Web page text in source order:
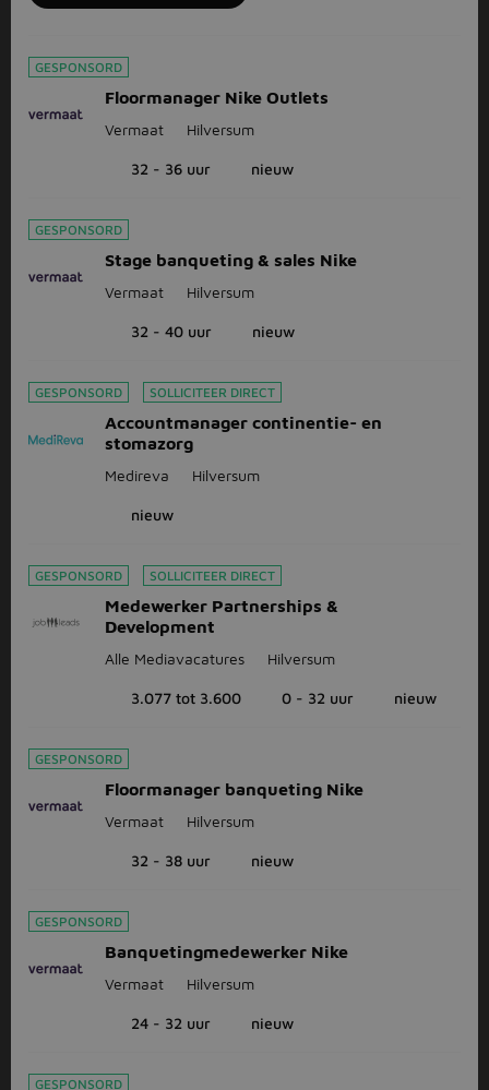
GESPONSORD
Floormanager Nike Outlets
Vermaat Hilversum
32 - 36 uur nieuw
GESPONSORD
Stage banqueting & sales Nike
Vermaat Hilversum
32 - 40 uur nieuw
GESPONSORD SOLLICITEER DIRECT
Accountmanager continentie- en
stomazorg
Medireva Hilversum
nieuw
GESPONSORD SOLLICITEER DIRECT
Medewerker Partnerships &
Development
Alle Mediavacatures Hilversum
3.077 tot 3.600 0 - 32 uur nieuw
GESPONSORD
Floormanager banqueting Nike
Vermaat Hilversum
32 - 38 uur nieuw
GESPONSORD
Banquetingmedewerker Nike
Vermaat Hilversum
24 - 32 uur nieuw
GESPONSORD